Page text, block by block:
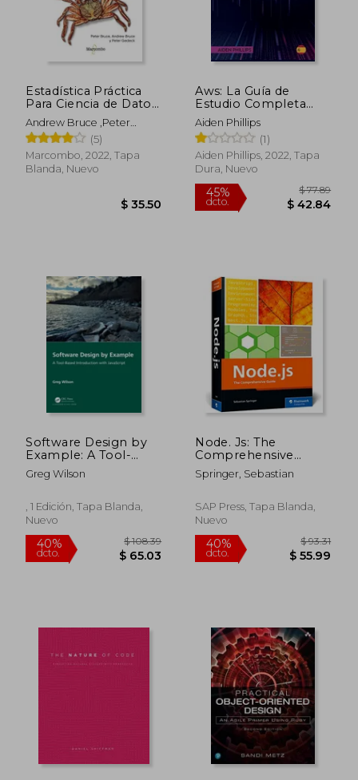
dcto. dcto.
45%
dcto.
45%
dcto.
Estadística Práctica
Para Ciencia de Datos
con r y Python
Andrew Bruce ,Peter
Bruce,Peter Gedeck
Gedeck
(5)
Marcombo, 2022, Tapa
Blanda, Nuevo
Aws: La Guía de
Estudio Completa
Para Profesionales
Certificados en la
Nube Para Aprender
los Principios de aws
Desde el Nivel
Sus Habilidades
Informáticas Hoy! (2A)
Aiden Phillips
(1)
Aiden Phillips, 2022, Tapa
Dura, Nuevo
Software Design by
Example: A Tool-
Based Introduction
With Javascript (en
Greg Wilson
, 1 Edición, Tapa Blanda,
Nuevo
Node. Js: The
Comprehensive
Guide to Server-Side
Javascript
Inglés)
Springer, Sebastian
SAP Press, Tapa Blanda,
Nuevo